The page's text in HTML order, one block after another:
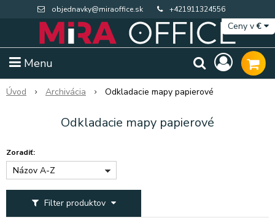
objednavky@miraoffice.sk +421911324556
Menu
Ceny v€
Úvod Archivácia Odkladacie mapy papierové
Odkladacie mapy papierové
Filter produktov
Zoradiť:
Názov A-Z